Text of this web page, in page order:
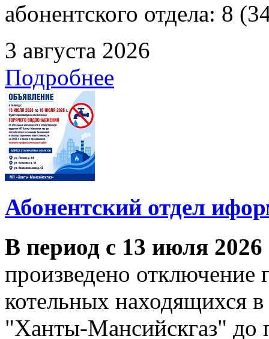
абонентского отдела: 8
3 августа 2026
Подробнее
Абонентский отдел
В период с 13 июля
произведено отключение
котельных находящихся
"Ханты-Мансийскгаз" до